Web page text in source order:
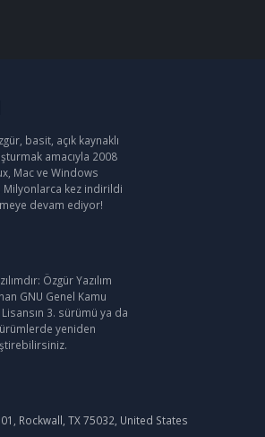
basit, açık kaynaklı
amacıyla 2008
Mac ve Windows
Milyonlarca kez indirildi
devam ediyor!
Özgür Yazılım
GNU Genel Kamu
3. sürümü ya da
yeniden
Rockwall, TX 75032, United States